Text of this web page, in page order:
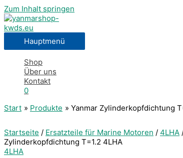
Zum Inhalt springen
Hauptmenü
Shop
Über uns
Kontakt
0
Start
Produkte Yanmar Zylinderkopfdichtung
Startseite / Ersatzteile für Marine Motoren / 4LHA
Zylinderkopfdichtung T=1.2 4LHA
4LHA